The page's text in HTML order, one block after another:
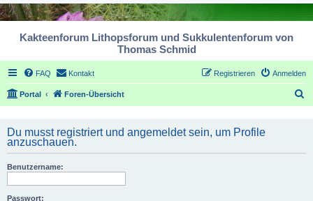
Kakteenforum Lithopsforum und Sukkulentenforum von
Thomas Schmid
FAQ Kontakt Anmelden
Registrieren
Portal Foren-Übersicht
Du musst registriert und angemeldet sein, um Profile
anzuschauen.
Benutzername:
Passwort: